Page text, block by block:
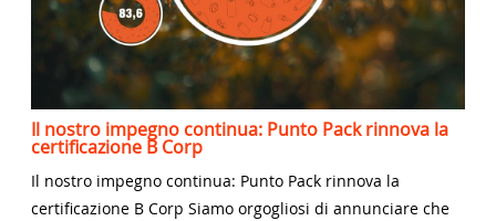
Il nostro impegno continua: Punto Pack rinnova la
certificazione B Corp
Il nostro impegno continua: Punto Pack rinnova la
certificazione B Corp Siamo orgogliosi di annunciare che